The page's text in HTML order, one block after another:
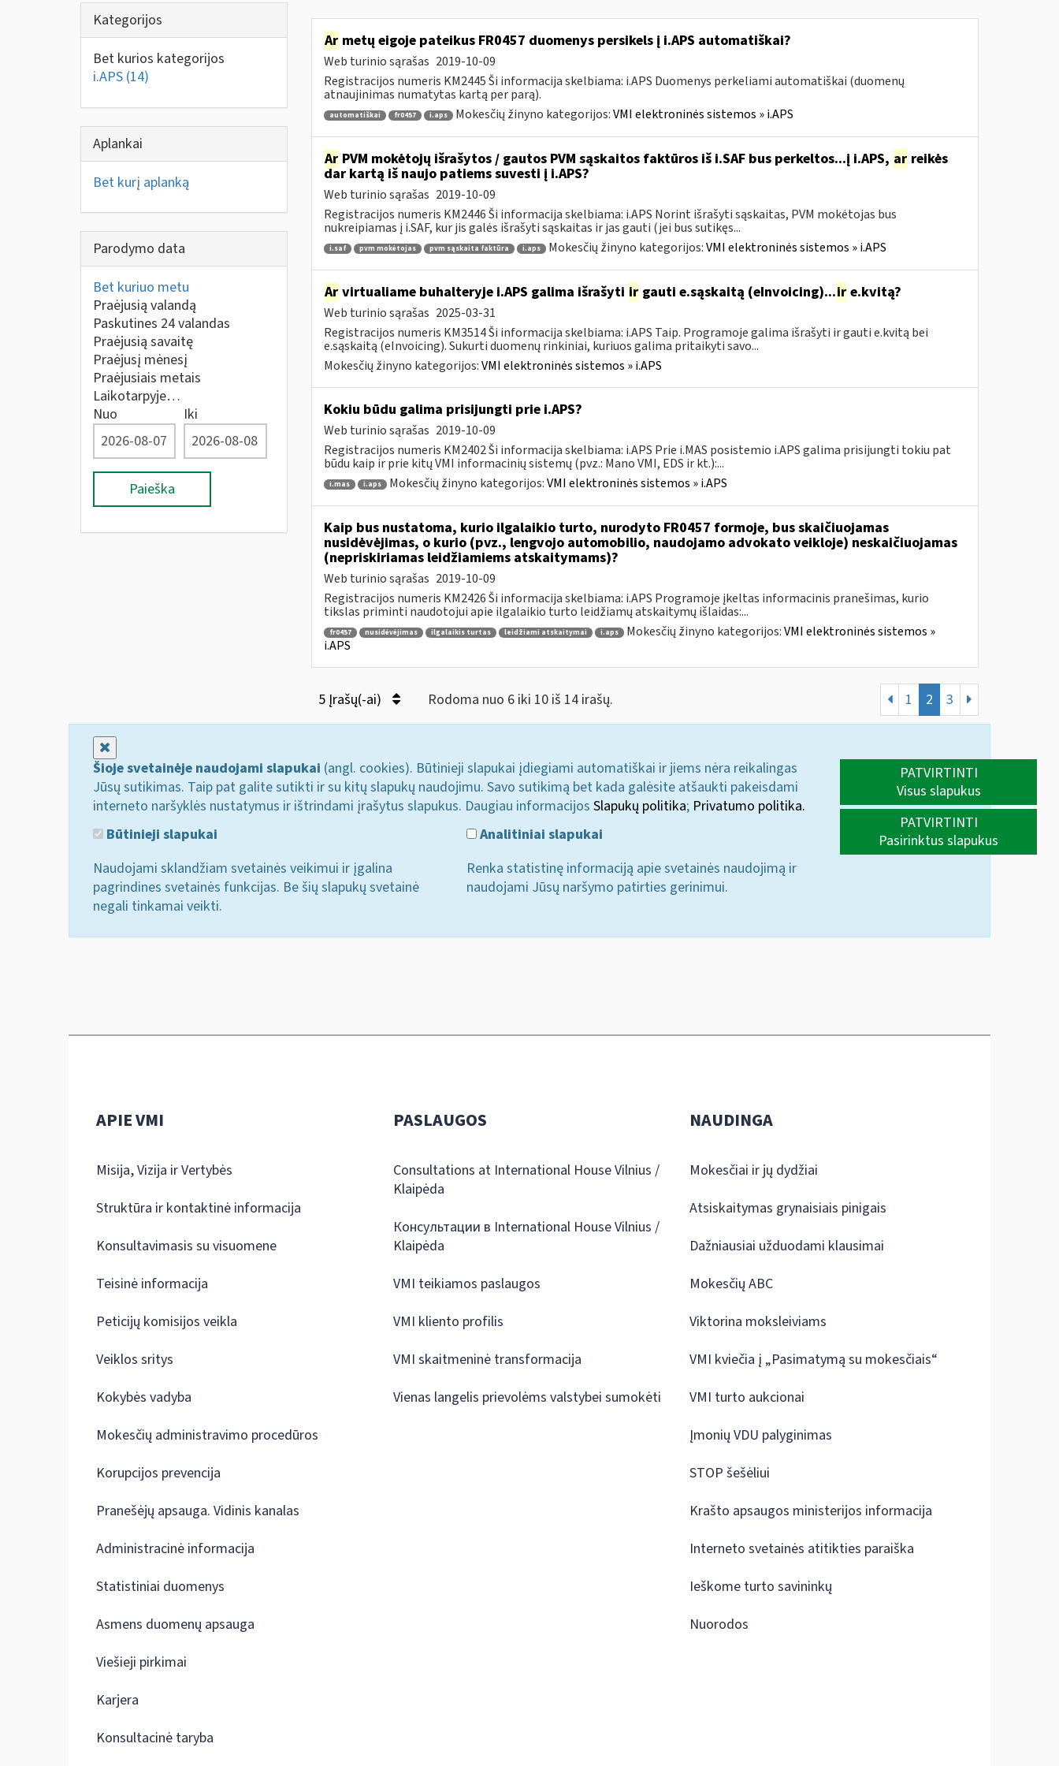
Kategorijos
Bet kurios kategorijos
i.APS (14)
Aplankai
Bet kurį aplanką
Parodymo data
Bet kuriuo metu
Praėjusią valandą
Paskutines 24 valandas
Praėjusią savaitę
Praėjusį mėnesį
Praėjusiais metais
Laikotarpyje…
Nuo
Iki
Paieška
Armetų eigoje pateikus FR0457 duomenys persikels į i.APS automatiškai?
Web turinio sąrašas 2019-10-09
Registracijos numeris KM2445 Ši informacija skelbiama: i.APS Duomenys perkeliami automatiškai (duomenų
atnaujinimas numatytas kartą per parą).
automatiškai fr0457 i.aps Mokesčių žinyno kategorijos:VMI elektroninės sistemos » i.APS
ArPVM mokėtojų išrašytos / gautos PVM sąskaitos faktūros iš i.SAF bus perkeltos...į i.APS, arreikės
dar kartą iš naujo patiems suvesti į i.APS?
Web turinio sąrašas 2019-10-09
Registracijos numeris KM2446 Ši informacija skelbiama: i.APS Norint išrašyti sąskaitas, PVM mokėtojas bus
nukreipiamas į i.SAF, kur jis galės išrašyti sąskaitas ir jas gauti (jei bus sutikęs...
i.saf pvm mokėtojas pvm sąskaita faktūra i.aps Mokesčių žinyno kategorijos:VMI elektroninės sistemos » i.APS
Arvirtualiame buhalteryje i.APS galima išrašyti irgauti e.sąskaitą (eInvoicing)...ire.kvitą?
Web turinio sąrašas 2025-03-31
Registracijos numeris KM3514 Ši informacija skelbiama: i.APS Taip. Programoje galima išrašyti ir gauti e.kvitą bei
e.sąskaitą (eInvoicing). Sukurti duomenų rinkiniai, kuriuos galima pritaikyti savo...
Mokesčių žinyno kategorijos:VMI elektroninės sistemos » i.APS
Kokiu būdu galima prisijungti prie i.APS?
Web turinio sąrašas 2019-10-09
Registracijos numeris KM2402 Ši informacija skelbiama: i.APS Prie i.MAS posistemio i.APS galima prisijungti tokiu pat
būdu kaip ir prie kitų VMI informacinių sistemų (pvz.: Mano VMI, EDS ir kt.):...
i.mas i.aps Mokesčių žinyno kategorijos:VMI elektroninės sistemos » i.APS
Kaip bus nustatoma, kurio ilgalaikio turto, nurodyto FR0457 formoje, bus skaičiuojamas
nusidėvėjimas, o kurio (pvz., lengvojo automobilio, naudojamo advokato veikloje) neskaičiuojamas
(nepriskiriamas leidžiamiems atskaitymams)?
Web turinio sąrašas 2019-10-09
Registracijos numeris KM2426 Ši informacija skelbiama: i.APS Programoje įkeltas informacinis pranešimas, kurio
tikslas priminti naudotojui apie ilgalaikio turto leidžiamų atskaitymų išlaidas:...
fr0457 nusidėvėjimas ilgalaikis turtas leidžiami atskaitymai i.aps Mokesčių žinyno kategorijos:VMI elektroninės sistemos »
i.APS
5 Įrašų(-ai) Rodoma nuo 6 iki 10 iš 14 irašų. 1 2 3
Šioje svetainėje naudojami slapukai (angl. cookies). Būtinieji slapukai įdiegiami automatiškai ir jiems nėra reikalingas
Jūsų sutikimas. Taip pat galite sutikti ir su kitų slapukų naudojimu. Savo sutikimą bet kada galėsite atšaukti pakeisdami
interneto naršyklės nustatymus ir ištrindami įrašytus slapukus. Daugiau informacijos Slapukų politika; Privatumo politika.
Būtinieji slapukai
Naudojami sklandžiam svetainės veikimui ir įgalina
pagrindines svetainės funkcijas. Be šių slapukų svetainė
negali tinkamai veikti.
Analitiniai slapukai
Renka statistinę informaciją apie svetainės naudojimą ir
naudojami Jūsų naršymo patirties gerinimui.
PATVIRTINTI
Visus slapukus
PATVIRTINTI
Pasirinktus slapukus
APIE VMI
Misija, Vizija ir Vertybės
Struktūra ir kontaktinė informacija
Konsultavimasis su visuomene
Teisinė informacija
Peticijų komisijos veikla
Veiklos sritys
Kokybės vadyba
Mokesčių administravimo procedūros
Korupcijos prevencija
Pranešėjų apsauga. Vidinis kanalas
Administracinė informacija
Statistiniai duomenys
Asmens duomenų apsauga
Viešieji pirkimai
Karjera
Konsultacinė taryba
PASLAUGOS
Consultations at International House Vilnius /
Klaipėda
Консультации в International House Vilnius /
Klaipėda
VMI teikiamos paslaugos
VMI kliento profilis
VMI skaitmeninė transformacija
Vienas langelis prievolėms valstybei sumokėti
NAUDINGA
Mokesčiai ir jų dydžiai
Atsiskaitymas grynaisiais pinigais
Dažniausiai užduodami klausimai
Mokesčių ABC
Viktorina moksleiviams
VMI kviečia į „Pasimatymą su mokesčiais“
VMI turto aukcionai
Įmonių VDU palyginimas
STOP šešėliui
Krašto apsaugos ministerijos informacija
Interneto svetainės atitikties paraiška
Ieškome turto savininkų
Nuorodos